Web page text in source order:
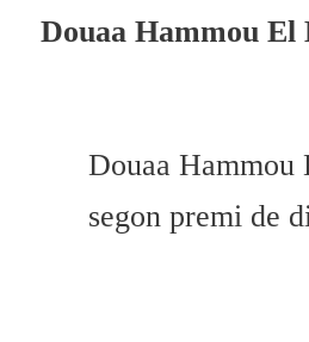
Douaa Hammou
Douaa Hammou
segon premi de